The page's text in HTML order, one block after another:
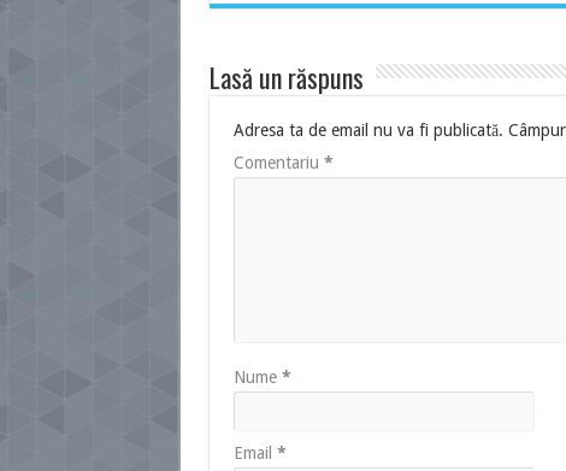
Lasă un răspuns
Adresa ta de email nu va fi publicată.
Comentariu *
Nume *
Email *